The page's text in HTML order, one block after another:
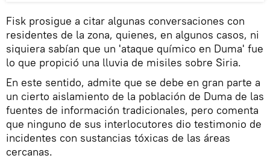
Fisk prosigue a citar algunas conversaciones con
residentes de la zona, quienes, en algunos casos, ni
siquiera sabían que un 'ataque químico en Duma' fue
lo que propició una lluvia de misiles sobre Siria.
En este sentido, admite que se debe en gran parte a
un cierto aislamiento de la población de Duma de las
fuentes de información tradicionales, pero comenta
que ninguno de sus interlocutores dio testimonio de
incidentes con sustancias tóxicas de las áreas
cercanas.